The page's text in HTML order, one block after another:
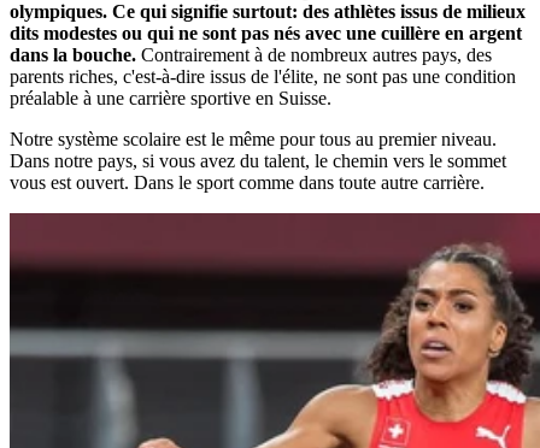
olympiques. Ce qui signifie surtout: des athlètes issus de milieux
dits modestes ou qui ne sont pas nés avec une cuillère en argent
dans la bouche. Contrairement à de nombreux autres pays, des
parents riches, c'est-à-dire issus de l'élite, ne sont pas une condition
préalable à une carrière sportive en Suisse.
Notre système scolaire est le même pour tous au premier niveau.
Dans notre pays, si vous avez du talent, le chemin vers le sommet
vous est ouvert. Dans le sport comme dans toute autre carrière.